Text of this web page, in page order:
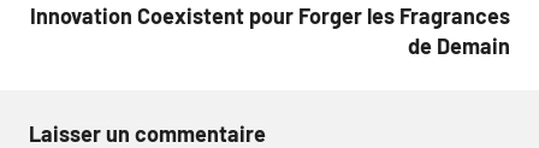
Innovation Coexistent pour Forger les Fragrances
de Demain
Laisser un commentaire